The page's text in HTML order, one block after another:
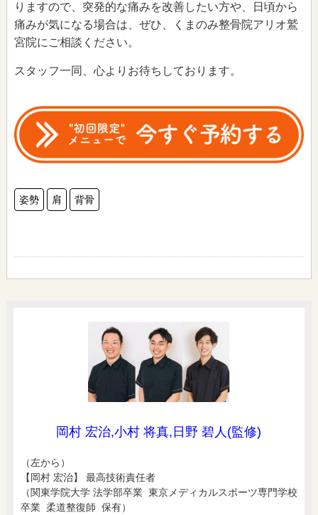
りますので、突発的な痛みを改善したい方や、日頃から
痛みが気になる場合は、ぜひ、くまのみ整骨院アリオ鷲
宮院にご相談ください。
スタッフ一同、心よりお待ちしております。
姿勢 肩 背骨
岡村 宏治,小村 将真,日野 碧人(監修)
（左から）
【岡村 宏治】 最高技術責任者
（関東学院大学 法学部卒業 東京メディカルスポーツ専門学校
卒業 柔道整復師 保有）